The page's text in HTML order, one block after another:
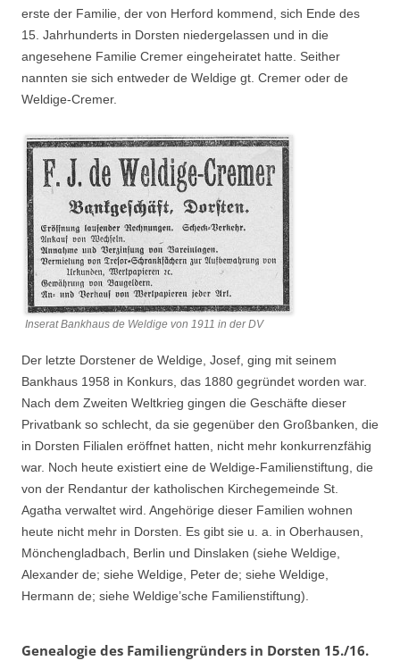
erste der Familie, der von Herford kommend, sich Ende des
15. Jahrhunderts in Dorsten niedergelassen und in die
angesehene Familie Cremer eingeheiratet hatte. Seither
nannten sie sich entweder de Weldige gt. Cremer oder de
Weldige-Cremer.
Inserat Bankhaus de Weldige von 1911 in der DV
Der letzte Dorstener de Weldige, Josef, ging mit seinem
Bankhaus 1958 in Konkurs, das 1880 gegründet worden war.
Nach dem Zweiten Weltkrieg gingen die Geschäfte dieser
Privatbank so schlecht, da sie gegenüber den Großbanken, die
in Dorsten Filialen eröffnet hatten, nicht mehr konkurrenzfähig
war. Noch heute existiert eine de Weldige-Familienstiftung, die
von der Rendantur der katholischen Kirchegemeinde St.
Agatha verwaltet wird. Angehörige dieser Familien wohnen
heute nicht mehr in Dorsten. Es gibt sie u. a. in Oberhausen,
Mönchengladbach, Berlin und Dinslaken (siehe Weldige,
Alexander de; siehe Weldige, Peter de; siehe Weldige,
Hermann de; siehe Weldige’sche Familienstiftung).
Genealogie des Familiengründers in Dorsten 15./16.